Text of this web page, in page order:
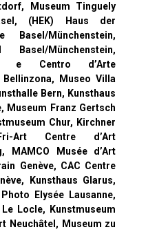
Museum Tinguely
(HEK) Haus der
Basel/Münchenstein,
Basel/Münchenstein,
e Centro d’Arte
Museo Villa
Bern, Kunsthaus
Museum Franz Gertsch
Chur, Kirchner
Art Centre d’Art
MAMCO Musée d’Art
Genève, CAC Centre
Kunsthaus Glarus,
Elysée Lausanne,
Locle, Kunstmuseum
Neuchâtel, Museum zu